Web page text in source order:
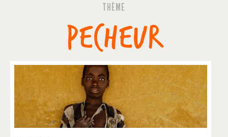
THÈME
PÊCHEUR